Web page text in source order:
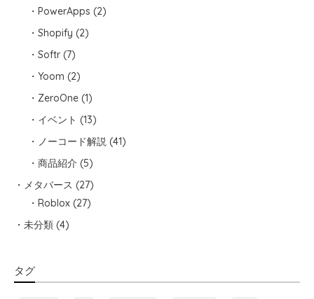
PowerApps (2)
Shopify (2)
Softr (7)
Yoom (2)
ZeroOne (1)
イベント (13)
ノーコード解説 (41)
商品紹介 (5)
メタバース (27)
Roblox (27)
未分類 (4)
タグ